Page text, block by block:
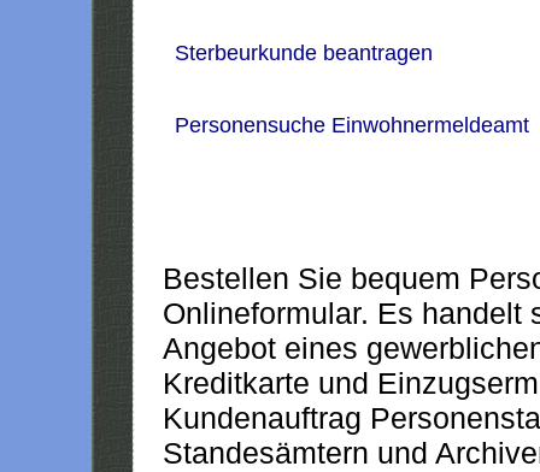
Sterbeurkunde beantragen
Personensuche Einwohnermeldeamt
Bestellen Sie bequem
Onlineformular. Es handelt
Angebot eines
Kreditkarte und
Kundenauftrag
Standesämtern und